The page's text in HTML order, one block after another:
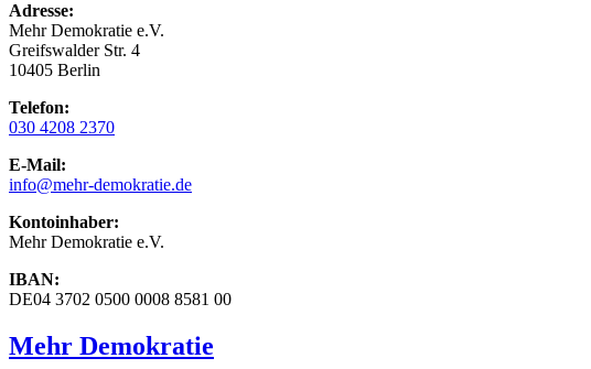
Adresse:
Mehr Demokratie e.V.
Greifswalder Str. 4
10405 Berlin
Telefon:
030 4208 2370
E-Mail:
info@mehr-demokratie.de
Kontoinhaber:
Mehr Demokratie e.V.
IBAN:
DE04 3702 0500 0008 8581 00
Mehr Demokratie